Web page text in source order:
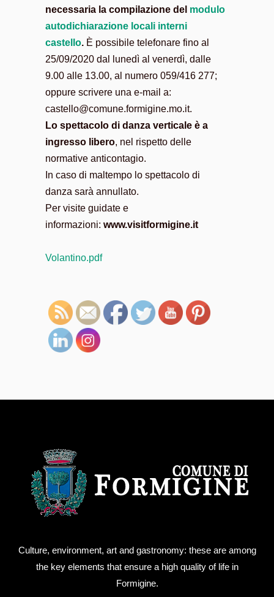
necessaria la compilazione del modulo
autodichiarazione locali interni
castello. È possibile telefonare fino al
25/09/2020 dal lunedì al venerdì, dalle
9.00 alle 13.00, al numero 059/416 277;
oppure scrivere una e-mail a:
castello@comune.formigine.mo.it.
Lo spettacolo di danza verticale è a
ingresso libero, nel rispetto delle
normative anticontagio.
In caso di maltempo lo spettacolo di
danza sarà annullato.
Per visite guidate e
informazioni: www.visitformigine.it
Volantino.pdf
Culture, environment, art and gastronomy: these are among
the key elements that ensure a high quality of life in
Formigine.